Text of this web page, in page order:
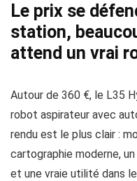
Le prix se
station,
attend un vrai
Autour de 360 €, le L35
robot aspirateur avec
rendu est le plus clair :
cartographie moderne,
et une vraie utilité dans